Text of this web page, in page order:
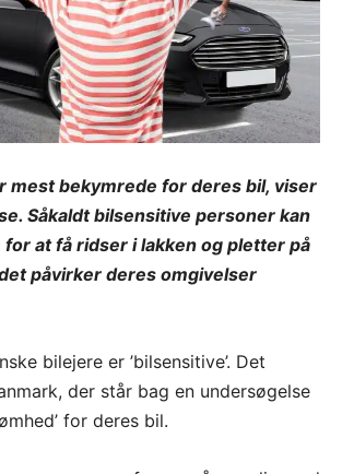
mest bekymrede for deres bil, viser
Såkaldt bilsensitive personer kan
at få ridser i lakken og pletter på
påvirker deres omgivelser
bilejere er ’bilsensitive’. Det
der står bag en undersøgelse
for deres bil.